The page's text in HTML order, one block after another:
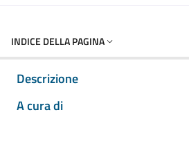
INDICE DELLA PAGINA
Descrizione
A cura di